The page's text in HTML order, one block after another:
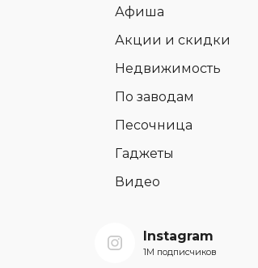
Афиша
Акции и скидки
Недвижимость
По заводам
Песочница
Гаджеты
Видео
Instagram
1M подписчиков